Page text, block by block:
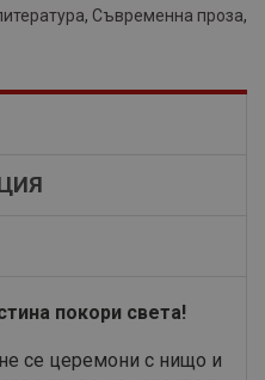
, Съвременна проза,
покори света!
се церемони с нищо и